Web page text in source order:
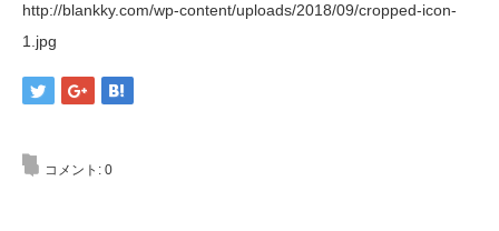
http://blankky.com/wp-content/uploads/2018/09/cropped-icon-
1.jpg
コメント: 0